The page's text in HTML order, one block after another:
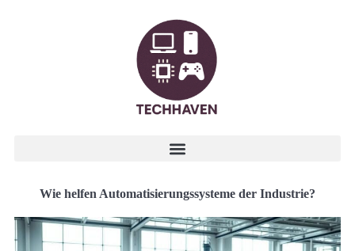
Wie helfen Automatisierungssysteme der Industrie?